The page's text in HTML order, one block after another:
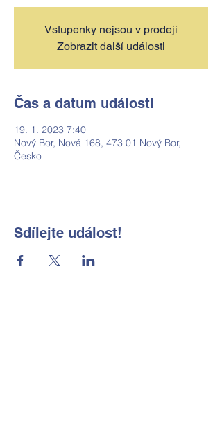
Vstupenky nejsou v prodeji
Zobrazit další události
Čas a datum události
19. 1. 2023 7:40
Nový Bor, Nová 168, 473 01 Nový Bor,
Česko
Sdílejte událost!